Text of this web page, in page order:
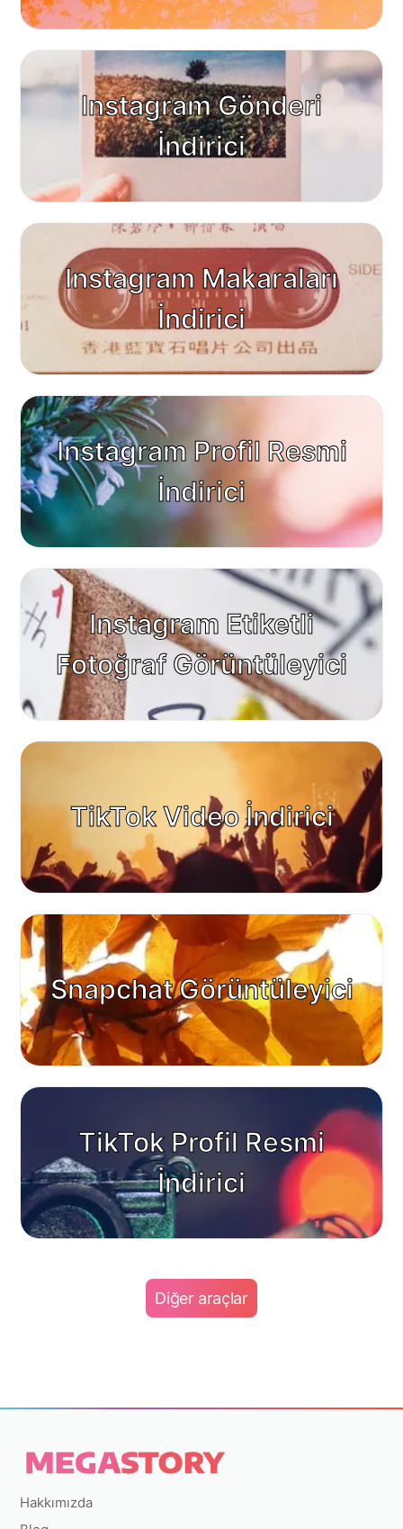
Instagram Gönderi
İndirici
Instagram Makaraları
İndirici
Instagram Profil Resmi
İndirici
Instagram Etiketli
Fotoğraf Görüntüleyici
TikTok Video İndirici
Snapchat Görüntüleyici
TikTok Profil Resmi
İndirici
Diğer araçlar
Hakkımızda